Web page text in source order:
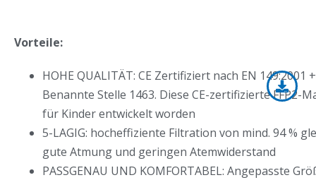
Vorteile:
HOHE QUALITÄT: CE Zertifiziert nach EN 149:2001
Benannte Stelle 1463. Diese CE-zertifizierte FFP2-
für Kinder entwickelt worden
5-LAGIG: hocheffiziente Filtration von mind. 94 %
gute Atmung und geringen Atemwiderstand
PASSGENAU UND KOMFORTABEL: Angepasste